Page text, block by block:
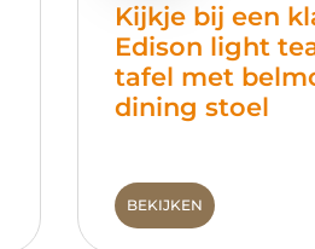
Kijkje bij een
Edison light
tafel met
dining stoel
BEKIJKEN